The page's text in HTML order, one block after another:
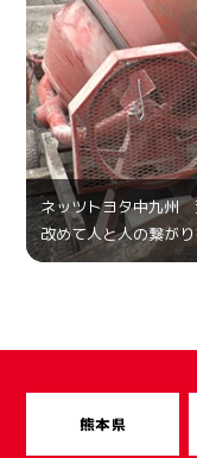
ネッツトヨタ中九州
改めて人と人の繋が